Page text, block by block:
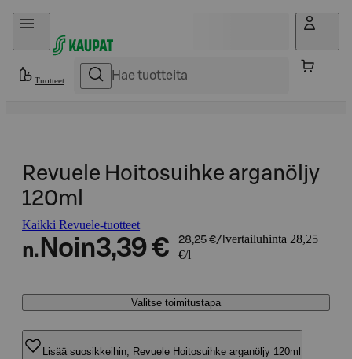
Hyppää sisältöön
Tuotteet
Revuele Hoitosuihke arganöljy
120ml
Kaikki Revuele-tuotteet
n. Noin3,39 € 28,25 €/l vertailuhinta 28,25
€/l
Valitse toimitustapa
Lisää suosikkeihin, Revuele Hoitosuihke arganöljy 120ml